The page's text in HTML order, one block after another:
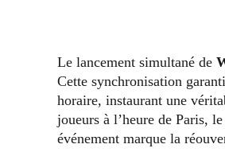
Le lancement simultané de
Cette synchronisation
horaire, instaurant une
joueurs à l’heure de Paris,
événement marque la